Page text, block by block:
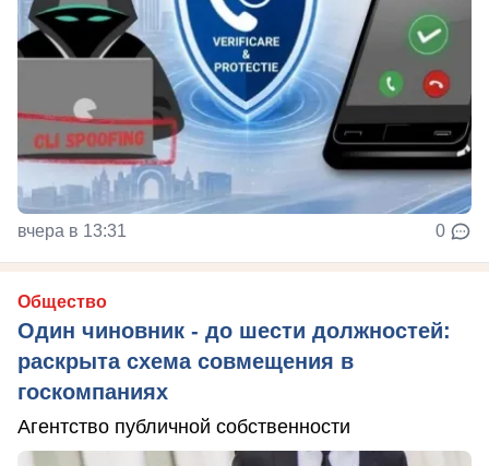
вчера в 13:31 0
Общество
Один чиновник - до шести должностей:
раскрыта схема совмещения в
госкомпаниях
Агентство публичной собственности